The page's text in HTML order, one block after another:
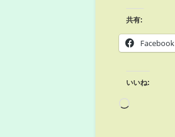
共有:
Facebook
いいね: